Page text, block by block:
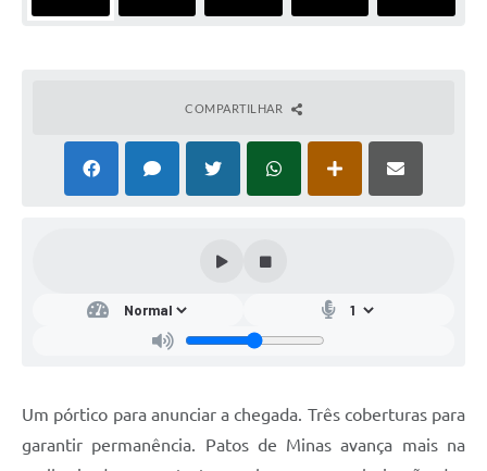
COMPARTILHAR
Um pórtico para anunciar a chegada. Três coberturas para
garantir permanência. Patos de Minas avança mais na